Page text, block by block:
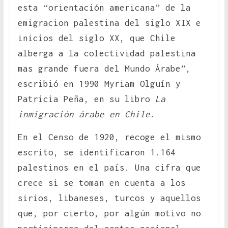
esta “orientación americana” de la
emigracion palestina del siglo XIX e
inicios del siglo XX, que Chile
alberga a la colectividad palestina
mas grande fuera del Mundo Árabe”,
escribió en 1990 Myriam Olguín y
Patricia Peña, en su libro La
inmigración árabe en Chile.
En el Censo de 1920, recoge el mismo
escrito, se identificaron 1.164
palestinos en el país. Una cifra que
crece si se toman en cuenta a los
sirios, libaneses, turcos y aquellos
que, por cierto, por algún motivo no